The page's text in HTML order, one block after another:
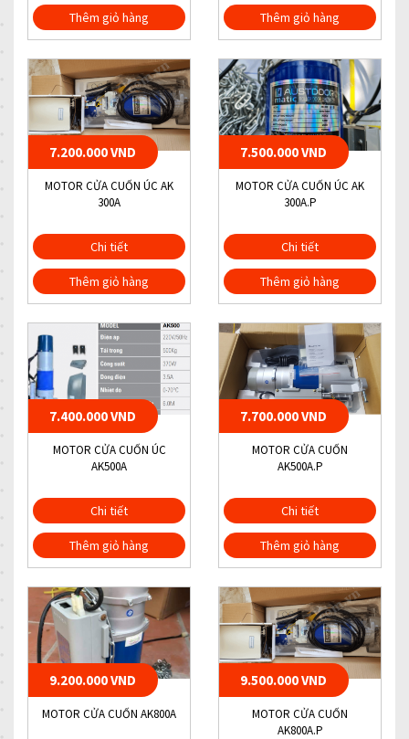
Thêm giỏ hàng Thêm giỏ hàng
7.200.000 VND
MOTOR CỬA CUỐN ÚC AK
300A
Chi tiết
Thêm giỏ hàng
7.500.000 VND
MOTOR CỬA CUỐN ÚC AK
300A.P
Chi tiết
Thêm giỏ hàng
7.400.000 VND
MOTOR CỬA CUỐN ÚC
AK500A
Chi tiết
Thêm giỏ hàng
7.700.000 VND
MOTOR CỬA CUỐN
AK500A.P
Chi tiết
Thêm giỏ hàng
9.200.000 VND
MOTOR CỬA CUỐN AK800A
9.500.000 VND
MOTOR CỬA CUỐN
AK800A.P